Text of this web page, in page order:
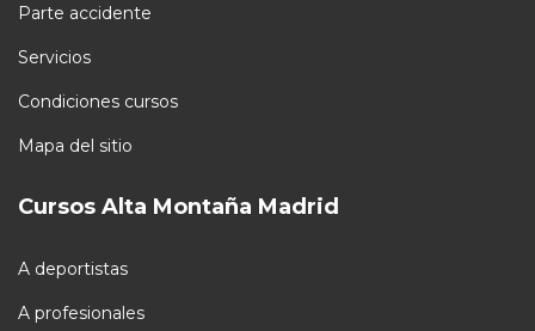
Parte accidente
Servicios
Condiciones cursos
Mapa del sitio
Cursos Alta Montaña Madrid
A deportistas
A profesionales